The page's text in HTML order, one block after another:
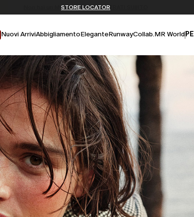
SPEDIZIONI E RESI GRATUITI
Non hai un MyAccount? REGISTRATI SUBITO
STORE LOCATOR
Nuovi ArriviAbbigliamentoEleganteRunwayCollab.MR World